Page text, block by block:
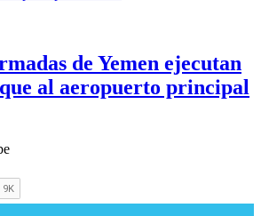
de Yemen ejecutan
al aeropuerto principal